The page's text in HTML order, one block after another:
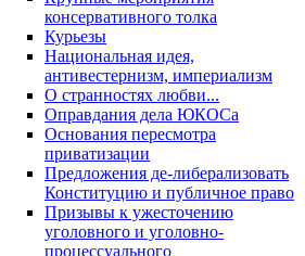
консервативного толка
Курьезы
Национальная идея,
антивестернизм, империализм
О странностях любви...
Оправдания дела ЮКОСа
Основания пересмотра
приватизации
Предложения де-либерализовать
Конституцию и публичное право
Призывы к ужесточению
уголовного и уголовно-
процессуального